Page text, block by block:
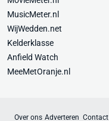
MusicMeter.nl
WijWedden.net
Kelderklasse
Anfield Watch
MeeMetOranje.nl
Over ons Adverteren Contact